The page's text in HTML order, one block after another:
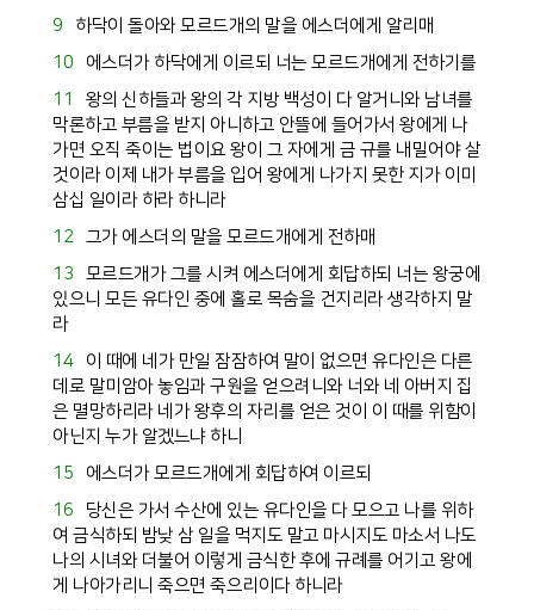
9 하닥이 돌아와모르드개의 말을 에스더 에게 알리매
10 에스더 가 하닥에게 이르되 너는 모르드개에게 전하기를
11 왕의 신하들과 왕의 각 지방 백성이 다 알거니와 남녀를
막론하고 부름을 받지 아니하고 안뜰에 들어가서 왕에게 나
가면 오직 죽이는 법이요 왕이 그 자에게 금 규를 내밀어야 살
것이라 이제 내가 부름을 입어 왕에게 나가지 못한 지가 이미
삼십 일이라 하라 하니라
12 그가 에스더 의 말을 모르드개에게 전하매
13 모르드개 가 그를 시켜 에스더 에게 회답하되 너는 왕궁에
있으니 모든 유다인 중에 홀로 목숨을 건지리라 생각하지 말
라
14 이 때에 네가 만일 잠잠하여 말이 없으면 유다인은 다른
데로 말미암아 놓임과 구원을 얻으려니와 너와 네 아버지 집
은 멸망하리라 네가 왕후의 자리를 얻은 것이 이 때를 위함이
아닌지 누가 알겠느냐 하니
15 에스더 가모르드개에게 회답하여 이르되
16 당신은 가서 수산에 있는 유다인을 다 모으고 나를 위하
여 금식하되 밤낮 삼 일을 먹지도 말고 마시지도 마소서 나도
나의 시녀와 더불어 이렇게 금식한 후에 규례를 어기고 왕에
게 나아가리니 죽으면 죽으리이다 하니라